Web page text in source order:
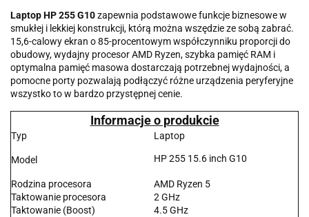
Laptop HP 255 G10zapewnia podstawowe funkcje biznesowe w
smukłej i lekkiej konstrukcji, którą można wszędzie ze sobą zabrać.
15,6-calowy ekran o 85-procentowym współczynniku proporcji do
obudowy, wydajny procesor AMD Ryzen, szybka pamięć RAM i
optymalna pamięć masowa dostarczają potrzebnej wydajności, a
pomocne porty pozwalają podłączyć różne urządzenia peryferyjne
wszystko to w bardzo przystępnej cenie.
Informacje o produkcie
Typ Laptop
Model HP 255 15.6 inch G10
Rodzina procesora
AMD Ryzen 5
Taktowanie procesora
2 GHz
Taktowanie (Boost)
4.5 GHz